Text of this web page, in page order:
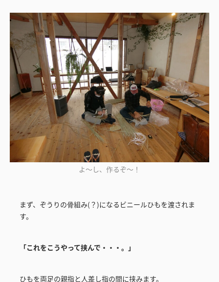
よ～し、作るぞ～！
まず、ぞうりの骨組み(？)になるビニールひもを渡されま
す。
「これをこうやって挟んで・・・。」
ひもを両足の親指と人差し指の間に挟みます。